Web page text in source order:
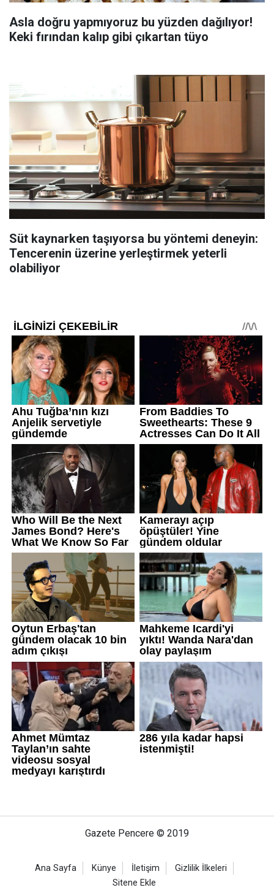
Asla doğru yapmıyoruz bu yüzden dağılıyor!
Keki fırından kalıp gibi çıkartan tüyo
Süt kaynarken taşıyorsa bu yöntemi deneyin:
Tencerenin üzerine yerleştirmek yeterli
olabiliyor
Gazete Pencere © 2019
Ana Sayfa Künye İletişim
Gizlilik İlkeleri
Sitene Ekle